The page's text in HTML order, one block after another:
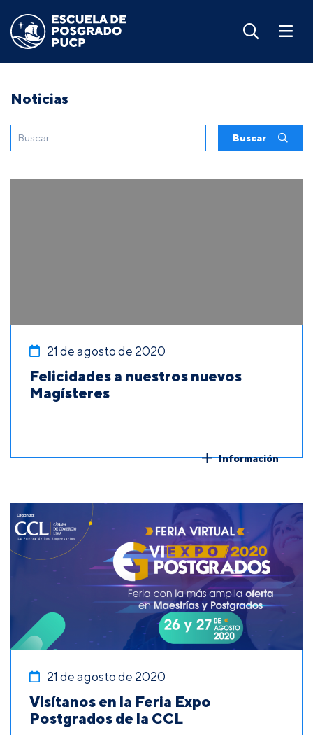
Noticias
Buscar
21 de agosto de 2020
Felicidades a nuestros nuevos
Magísteres
Información
21 de agosto de 2020
Visítanos en la Feria Expo
Postgrados de la CCL